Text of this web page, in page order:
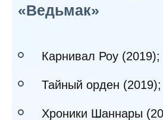
«Ведьмак»
Карнивал Роу (2019);
Тайный орден (2019);
Хроники Шаннары